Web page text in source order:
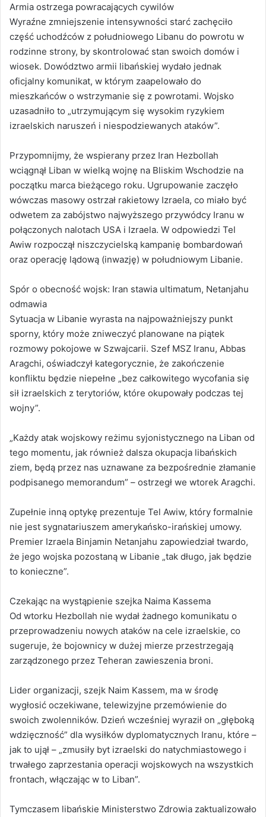
Armia ostrzega powracających cywilów
Wyraźne zmniejszenie intensywności starć zachęciło
część uchodźców z południowego Libanu do powrotu w
rodzinne strony, by skontrolować stan swoich domów i
wiosek. Dowództwo armii libańskiej wydało jednak
oficjalny komunikat, w którym zaapelowało do
mieszkańców o wstrzymanie się z powrotami. Wojsko
uzasadniło to „utrzymującym się wysokim ryzykiem
izraelskich naruszeń i niespodziewanych ataków”.
Przypomnijmy, że wspierany przez Iran Hezbollah
wciągnął Liban w wielką wojnę na Bliskim Wschodzie na
początku marca bieżącego roku. Ugrupowanie zaczęło
wówczas masowy ostrzał rakietowy Izraela, co miało być
odwetem za zabójstwo najwyższego przywódcy Iranu w
połączonych nalotach USA i Izraela. W odpowiedzi Tel
Awiw rozpoczął niszczycielską kampanię bombardowań
oraz operację lądową (inwazję) w południowym Libanie.
Spór o obecność wojsk: Iran stawia ultimatum, Netanjahu
odmawia
Sytuacja w Libanie wyrasta na najpoważniejszy punkt
sporny, który może zniweczyć planowane na piątek
rozmowy pokojowe w Szwajcarii. Szef MSZ Iranu, Abbas
Aragchi, oświadczył kategorycznie, że zakończenie
konfliktu będzie niepełne „bez całkowitego wycofania się
sił izraelskich z terytoriów, które okupowały podczas tej
wojny”.
„Każdy atak wojskowy reżimu syjonistycznego na Liban od
tego momentu, jak również dalsza okupacja libańskich
ziem, będą przez nas uznawane za bezpośrednie złamanie
podpisanego memorandum” – ostrzegł we wtorek Aragchi.
Zupełnie inną optykę prezentuje Tel Awiw, który formalnie
nie jest sygnatariuszem amerykańsko-irańskiej umowy.
Premier Izraela Binjamin Netanjahu zapowiedział twardo,
że jego wojska pozostaną w Libanie „tak długo, jak będzie
to konieczne”.
Czekając na wystąpienie szejka Naima Kassema
Od wtorku Hezbollah nie wydał żadnego komunikatu o
przeprowadzeniu nowych ataków na cele izraelskie, co
sugeruje, że bojownicy w dużej mierze przestrzegają
zarządzonego przez Teheran zawieszenia broni.
Lider organizacji, szejk Naim Kassem, ma w środę
wygłosić oczekiwane, telewizyjne przemówienie do
swoich zwolenników. Dzień wcześniej wyraził on „głęboką
wdzięczność” dla wysiłków dyplomatycznych Iranu, które –
jak to ujął – „zmusiły byt izraelski do natychmiastowego i
trwałego zaprzestania operacji wojskowych na wszystkich
frontach, włączając w to Liban”.
Tymczasem libańskie Ministerstwo Zdrowia zaktualizowało